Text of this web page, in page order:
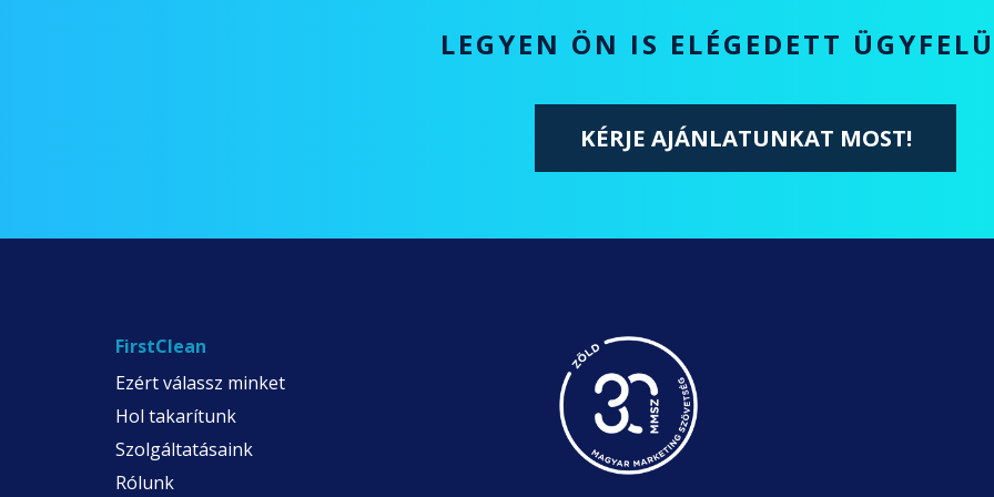
LEGYEN ÖN IS ELÉGEDETT
KÉRJE AJÁNLATUNKAT MOST!
FirstClean
Ezért válassz minket
Hol takarítunk
Szolgáltatásaink
Rólunk